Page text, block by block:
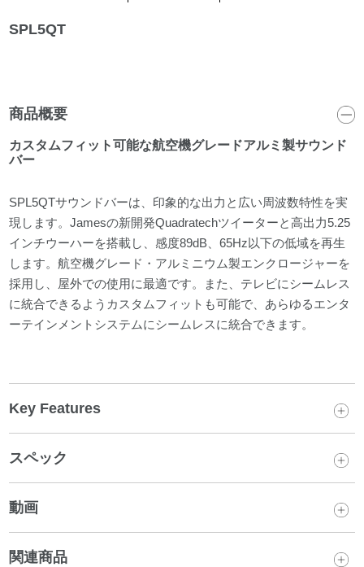
SPL5QT
商品概要
カスタムフィット可能な航空機グレードアルミ製サウンド
バー
SPL5QTサウンドバーは、印象的な出力と広い周波数特性を実
現します。Jamesの新開発Quadratechツイーターと高出力5.25
インチウーハーを搭載し、感度89dB、65Hz以下の低域を再生
します。航空機グレード・アルミニウム製エンクロージャーを
採用し、屋外での使用に最適です。また、テレビにシームレス
に統合できるようカスタムフィットも可能で、あらゆるエンタ
ーテインメントシステムにシームレスに統合できます。
Key Features
スペック
動画
関連商品